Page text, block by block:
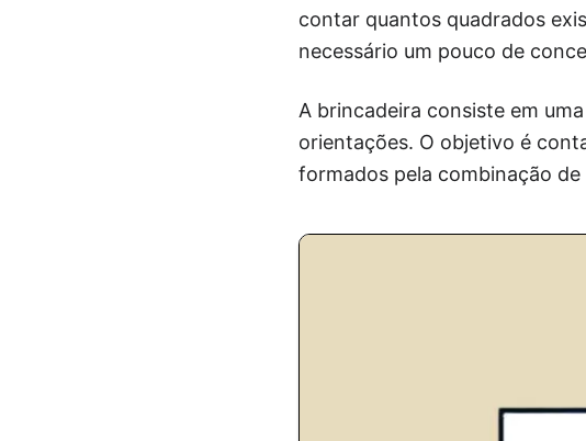
contar quantos quadrados
necessário um pouco de
A brincadeira consiste em
orientações. O objetivo é
formados pela combinação